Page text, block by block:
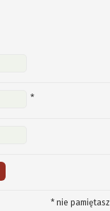
*
* nie pamiętasz